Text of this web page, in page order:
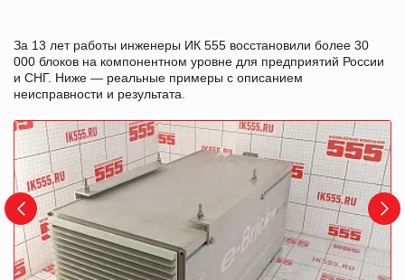
За 13 лет работы инженеры ИК 555 восстановили более 30
000 блоков на компонентном уровне для предприятий России
и СНГ. Ниже — реальные примеры с описанием
неисправности и результата.